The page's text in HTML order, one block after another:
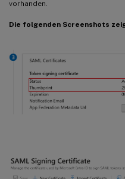
vorhanden.
Die folgenden Screenshots